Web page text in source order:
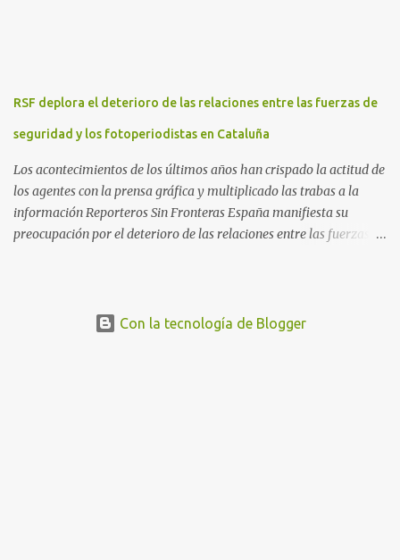
anticorrupción de los estados español y helvético ya están
investigando supuestos delitos de «cohecho internacional y
RSF deplora el deterioro de las relaciones entre las fuerzas de
seguridad y los fotoperiodistas en Cataluña
Los acontecimientos de los últimos años han crispado la actitud de
los agentes con la prensa gráfica y multiplicado las trabas a la
información Reporteros Sin Fronteras España manifiesta su
preocupación por el deterioro de las relaciones entre las fuerzas de
gráficos se han enfrentado a numerosas trabas para para ejercer
Con la tecnología de Blogger